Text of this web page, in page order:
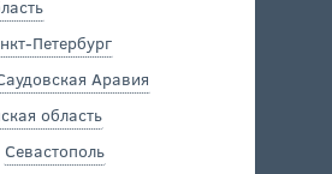
Петербург
Аравия
область
Севастополь